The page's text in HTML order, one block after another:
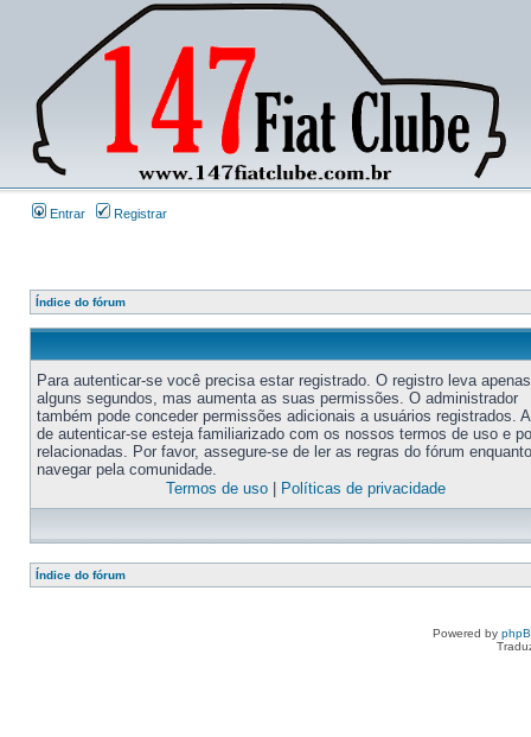
Entrar Registrar
Índice do fórum
Para autenticar-se você precisa estar registrado. O registro leva apenas
alguns segundos, mas aumenta as suas permissões. O administrador
também pode conceder permissões adicionais a usuários registrados.
de autenticar-se esteja familiarizado com os nossos termos de uso e
relacionadas. Por favor, assegure-se de ler as regras do fórum enquanto
navegar pela comunidade.
Termos de uso| Políticas de privacidade
Índice do fórum
Powered by